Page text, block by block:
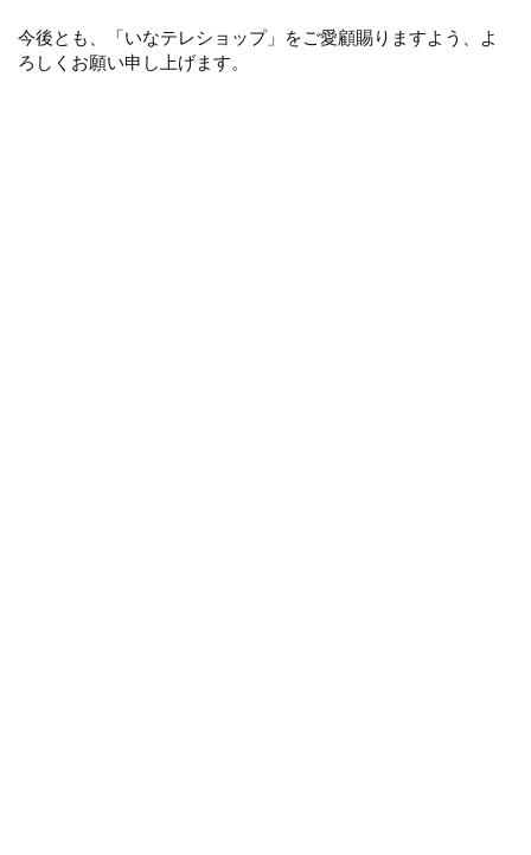
今後とも、「いなテレショップ」をご愛顧賜りますよう、よ
ろしくお願い申し上げます。